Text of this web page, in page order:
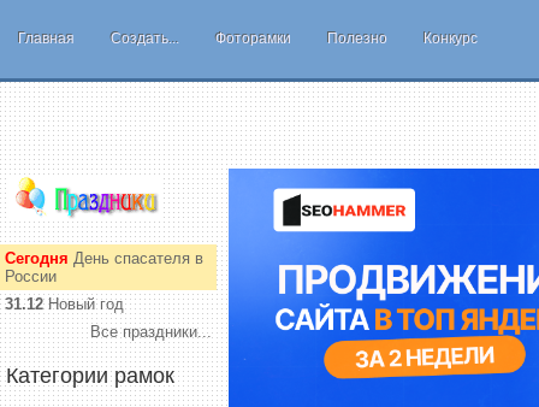
Главная Создать... Фоторамки Полезно Конкурс
Сегодня День спасателя в
России
31.12Новый год
Все праздники...
Категории рамок